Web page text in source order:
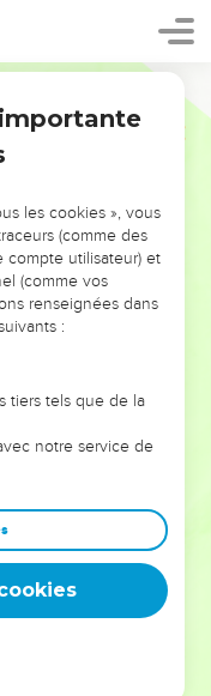
!
ÉVITER LES
les doutes, les erreurs
alors même que ce
et responsables
afin que leurs erreurs
un ministère, une
expérience est faite
les cookies », vous
(comme des
utilisateur) et
(comme vos
renseignées dans
:
tiers tels que de la
notre service de